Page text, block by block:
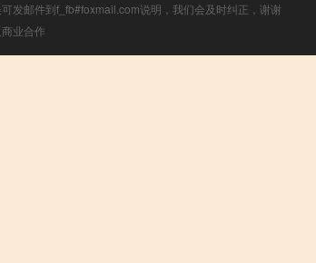
发邮件到f_fb#foxmail.com说明，我们会及时纠正，谢谢
业合作